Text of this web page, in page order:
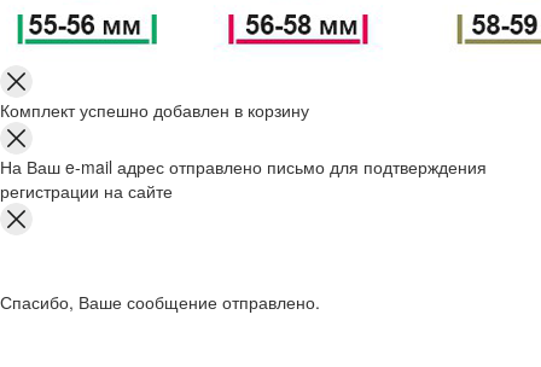
Комплект успешно добавлен в корзину
На Ваш e-mail адрес отправлено письмо для подтверждения
регистрации на сайте
Спасибо, Ваше сообщение отправлено.